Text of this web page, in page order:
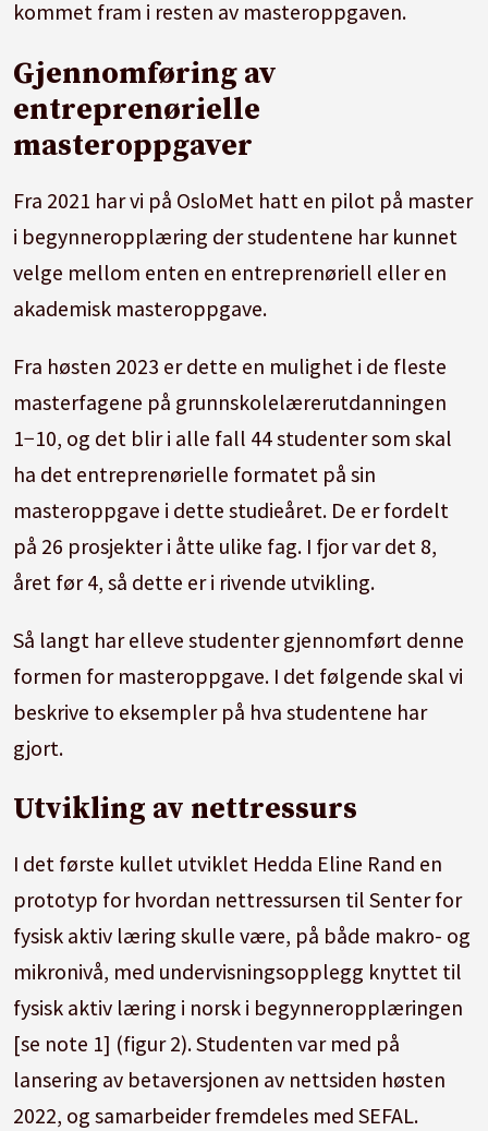
kommet fram i resten av masteroppgaven.
Gjennomføring av
entreprenørielle
masteroppgaver
Fra 2021 har vi på OsloMet hatt en pilot på master
i begynneropplæring der studentene har kunnet
velge mellom enten en entreprenøriell eller en
akademisk masteroppgave.
Fra høsten 2023 er dette en mulighet i de fleste
masterfagene på grunnskolelærerutdanningen
1−10, og det blir i alle fall 44 studenter som skal
ha det entreprenørielle formatet på sin
masteroppgave i dette studieåret. De er fordelt
på 26 prosjekter i åtte ulike fag. I fjor var det 8,
året før 4, så dette er i rivende utvikling.
Så langt har elleve studenter gjennomført denne
formen for masteroppgave. I det følgende skal vi
beskrive to eksempler på hva studentene har
gjort.
Utvikling av nettressurs
I det første kullet utviklet Hedda Eline Rand en
prototyp for hvordan nettressursen til Senter for
fysisk aktiv læring skulle være, på både makro- og
mikronivå, med undervisningsopplegg knyttet til
fysisk aktiv læring i norsk i begynneropplæringen
[se note 1] (figur 2). Studenten var med på
lansering av betaversjonen av nettsiden høsten
2022, og samarbeider fremdeles med SEFAL.